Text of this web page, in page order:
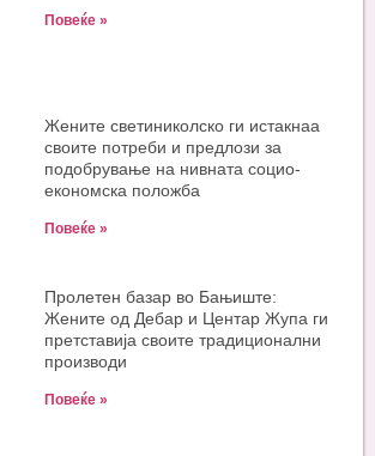
Повеќе »
Жените светиниколско ги истакнаа
своите потреби и предлози за
подобрување на нивната социо-
економска положба
Повеќе »
Пролетен базар во Бањиште:
Жените од Дебар и Центар Жупа ги
претставија своите традиционални
производи
Повеќе »